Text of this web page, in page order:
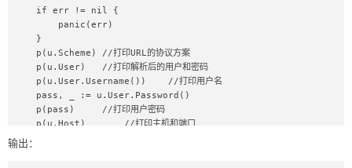
    host, port, _ := net.SplitHostPort(u.Host)       //分离
主机名和端口
输出：